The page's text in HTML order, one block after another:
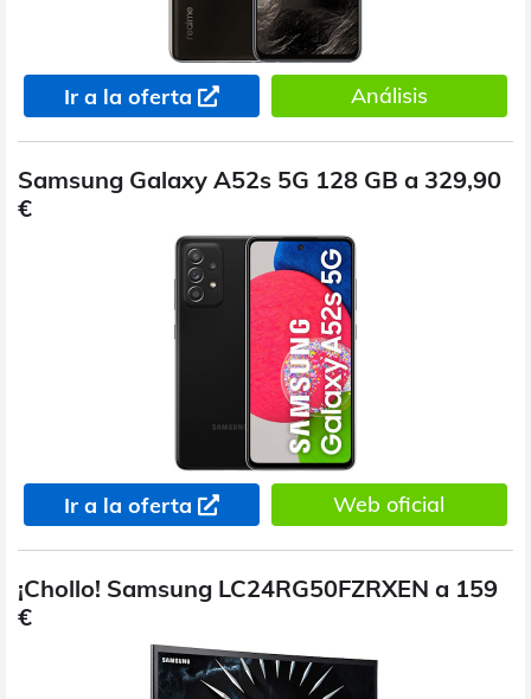
Ir a la oferta Análisis
Samsung Galaxy A52s 5G 128 GB a 329,90
€
Ir a la oferta Web oficial
¡Chollo! Samsung LC24RG50FZRXEN a 159
€